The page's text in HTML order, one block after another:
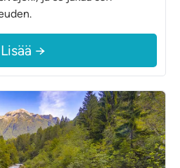
Lisää →